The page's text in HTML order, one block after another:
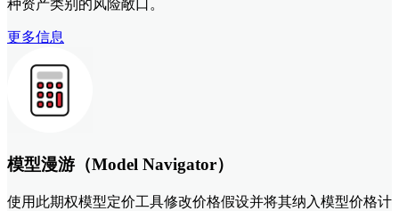
种资产类别的风险敞口。
更多信息
模型漫游（Model Navigator）
使用此期权模型定价工具修改价格假设并将其纳入模型价格计